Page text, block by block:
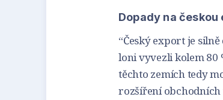
Dopady na českou
“Český export je
loni vyvezli kolem 80
těchto zemích tedy
rozšíření